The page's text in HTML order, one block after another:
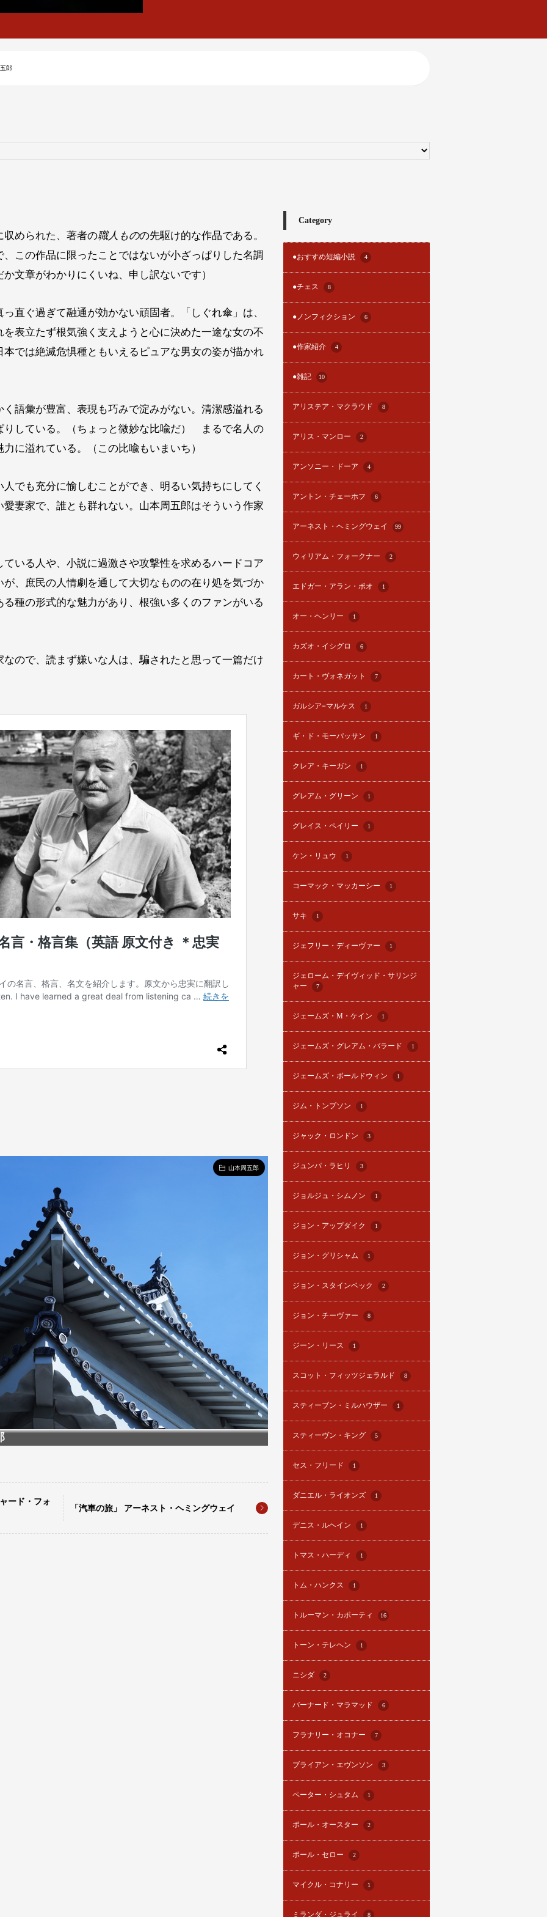
郎
収められた、著者の職人ものの先駆け的な作品である。
、この作品に限ったことではないが小ざっぱりした名調
文章がわかりにくいね、申し訳ないです）
直ぐ過ぎて融通が効かない頑固者。「しぐれ傘」は、
表立たず根気強く支えようと心に決めた一途な女の不
では絶滅危惧種ともいえるピュアな男女の姿が描かれ
語彙が豊富、表現も巧みで淀みがない。清潔感溢れる
りしている。（ちょっと微妙な比喩だ） まるで名人の
に溢れている。（この比喩もいまいち）
でも充分に愉しむことができ、明るい気持ちにしてく
妻家で、誰とも群れない。山本周五郎はそういう作家
いる人や、小説に過激さや攻撃性を求めるハードコア
、庶民の人情劇を通して大切なものの在り処を気づか
種の形式的な魅力があり、根強い多くのファンがいる
ので、読まず嫌いな人は、騙されたと思って一篇だけ
山本周五郎
ード・フォ
「汽車の旅」 アーネスト・ヘミングウェイ
Category
●おすすめ短編小説 4
●チェス 8
●ノンフィクション 6
●作家紹介 4
●雑記 10
アリステア・マクラウド 8
アリス・マンロー 2
アンソニー・ドーア 4
アントン・チェーホフ 6
アーネスト・ヘミングウェイ 99
ウィリアム・フォークナー 2
エドガー・アラン・ポオ 1
オー・ヘンリー 1
カズオ・イシグロ 6
カート・ヴォネガット 7
ガルシア=マルケス 1
ギ・ド・モーパッサン 1
クレア・キーガン 1
グレアム・グリーン 1
グレイス・ペイリー 1
ケン・リュウ 1
コーマック・マッカーシー 1
サキ 1
ジェフリー・ディーヴァー 1
ジェローム・デイヴィッド・サリンジ
ャー
7
ジェームズ・M・ケイン 1
ジェームズ・グレアム・バラード 1
ジェームズ・ボールドウィン 1
ジム・トンプソン 1
ジャック・ロンドン 3
ジュンパ・ラヒリ 3
ジョルジュ・シムノン 1
ジョン・アップダイク 1
ジョン・グリシャム 1
ジョン・スタインベック 2
ジョン・チーヴァー 8
ジーン・リース 1
スコット・フィッツジェラルド 8
スティーブン・ミルハウザー 1
スティーヴン・キング 5
セス・フリード 1
ダニエル・ライオンズ 1
デニス・ルヘイン 1
トマス・ハーディ 1
トム・ハンクス 1
トルーマン・カポーティ 16
トーン・テレヘン 1
ニシダ 2
バーナード・マラマッド 6
フラナリー・オコナー 7
ブライアン・エヴンソン 3
ペーター・シュタム 1
ポール・オースター 2
ポール・セロー 2
マイクル・コナリー 1
ミランダ・ジュライ 8